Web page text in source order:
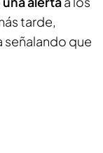
tarde,
que